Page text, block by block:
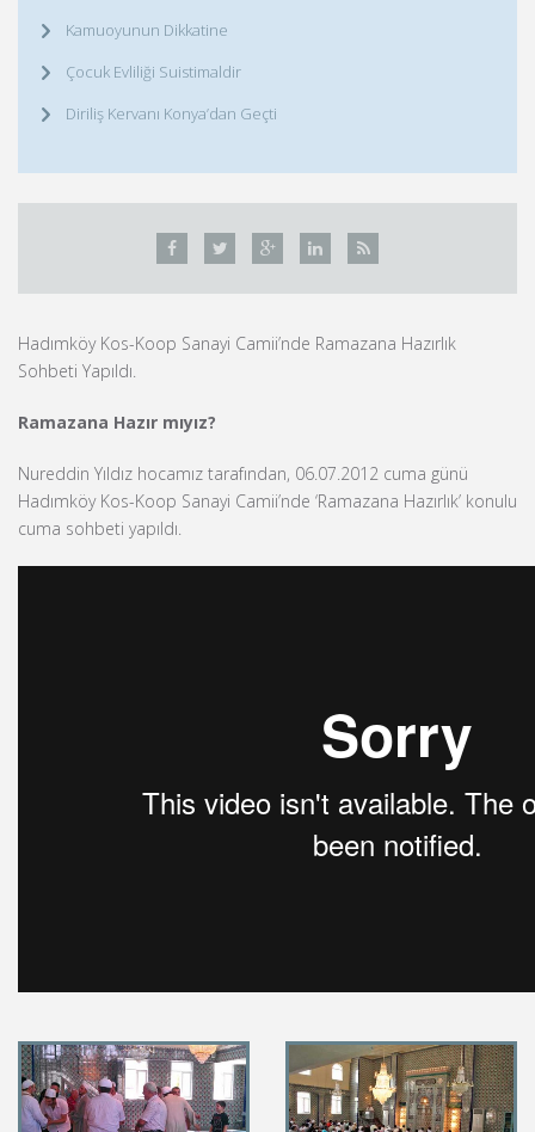
Kamuoyunun Dikkatine
Çocuk Evliliği Suistimaldir
Diriliş Kervanı Konya’dan Geçti
Hadımköy Kos-Koop Sanayi Camii’nde Ramazana Hazırlık
Sohbeti Yapıldı.
Ramazana Hazır mıyız?
Nureddin Yıldız hocamız tarafından, 06.07.2012 cuma günü
Hadımköy Kos-Koop Sanayi Camii’nde ‘Ramazana Hazırlık’ konulu
cuma sohbeti yapıldı.